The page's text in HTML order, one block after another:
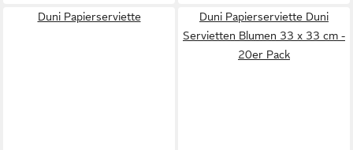
Duni Papierserviette
Duni Papierserviette Duni
Servietten Blumen 33 x 33 cm -
20er Pack